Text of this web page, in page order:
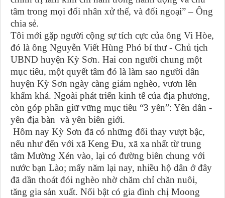
tâm trong mọi đối nhân xử thế, và đối ngoại” – Ông
chia sẻ.
Tôi mới gặp người cộng sự tích cực của ông Vi Hòe,
đó là ông Nguyễn Viết Hùng Phó bí thư - Chủ tịch
UBND huyện Kỳ Sơn. Hai con người chung một
mục tiêu, một quyết tâm đó là làm sao người dân
huyện Kỳ Sơn ngày càng giảm nghèo, vươn lên
khấm khá. Ngoài phát triển kinh tế của địa phương,
còn góp phần giữ vững mục tiêu “3 yên”: Yên dân -
yên địa bàn và yên biên giới.
Hôm nay Kỳ Sơn đã có những đổi thay vượt bậc,
nếu như đến với xã Keng Đu, xã xa nhất từ trung
tâm Mường Xén vào, lại có đường biên chung với
nước bạn Lào; mấy năm lại nay, nhiều hộ dân ở đây
đã dần thoát đói nghèo nhờ chăm chỉ chăn nuôi,
tăng gia sản xuất. Nổi bật có gia đình chị Moong